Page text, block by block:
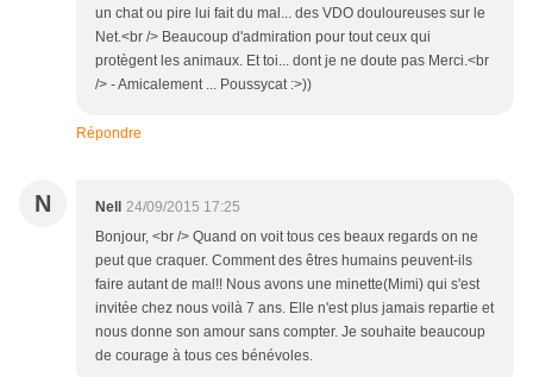
un chat ou pire lui fait du mal... des VDO douloureuses sur le
Net.<br /> Beaucoup d'admiration pour tout ceux qui
protègent les animaux. Et toi... dont je ne doute pas Merci.<br
/> - Amicalement ... Poussycat :>))
Répondre
N Nell
24/09/2015 17:25
Bonjour, <br /> Quand on voit tous ces beaux regards on ne
peut que craquer. Comment des êtres humains peuvent-ils
faire autant de mal!! Nous avons une minette(Mimi) qui s'est
invitée chez nous voilà 7 ans. Elle n'est plus jamais repartie et
nous donne son amour sans compter. Je souhaite beaucoup
de courage à tous ces bénévoles.